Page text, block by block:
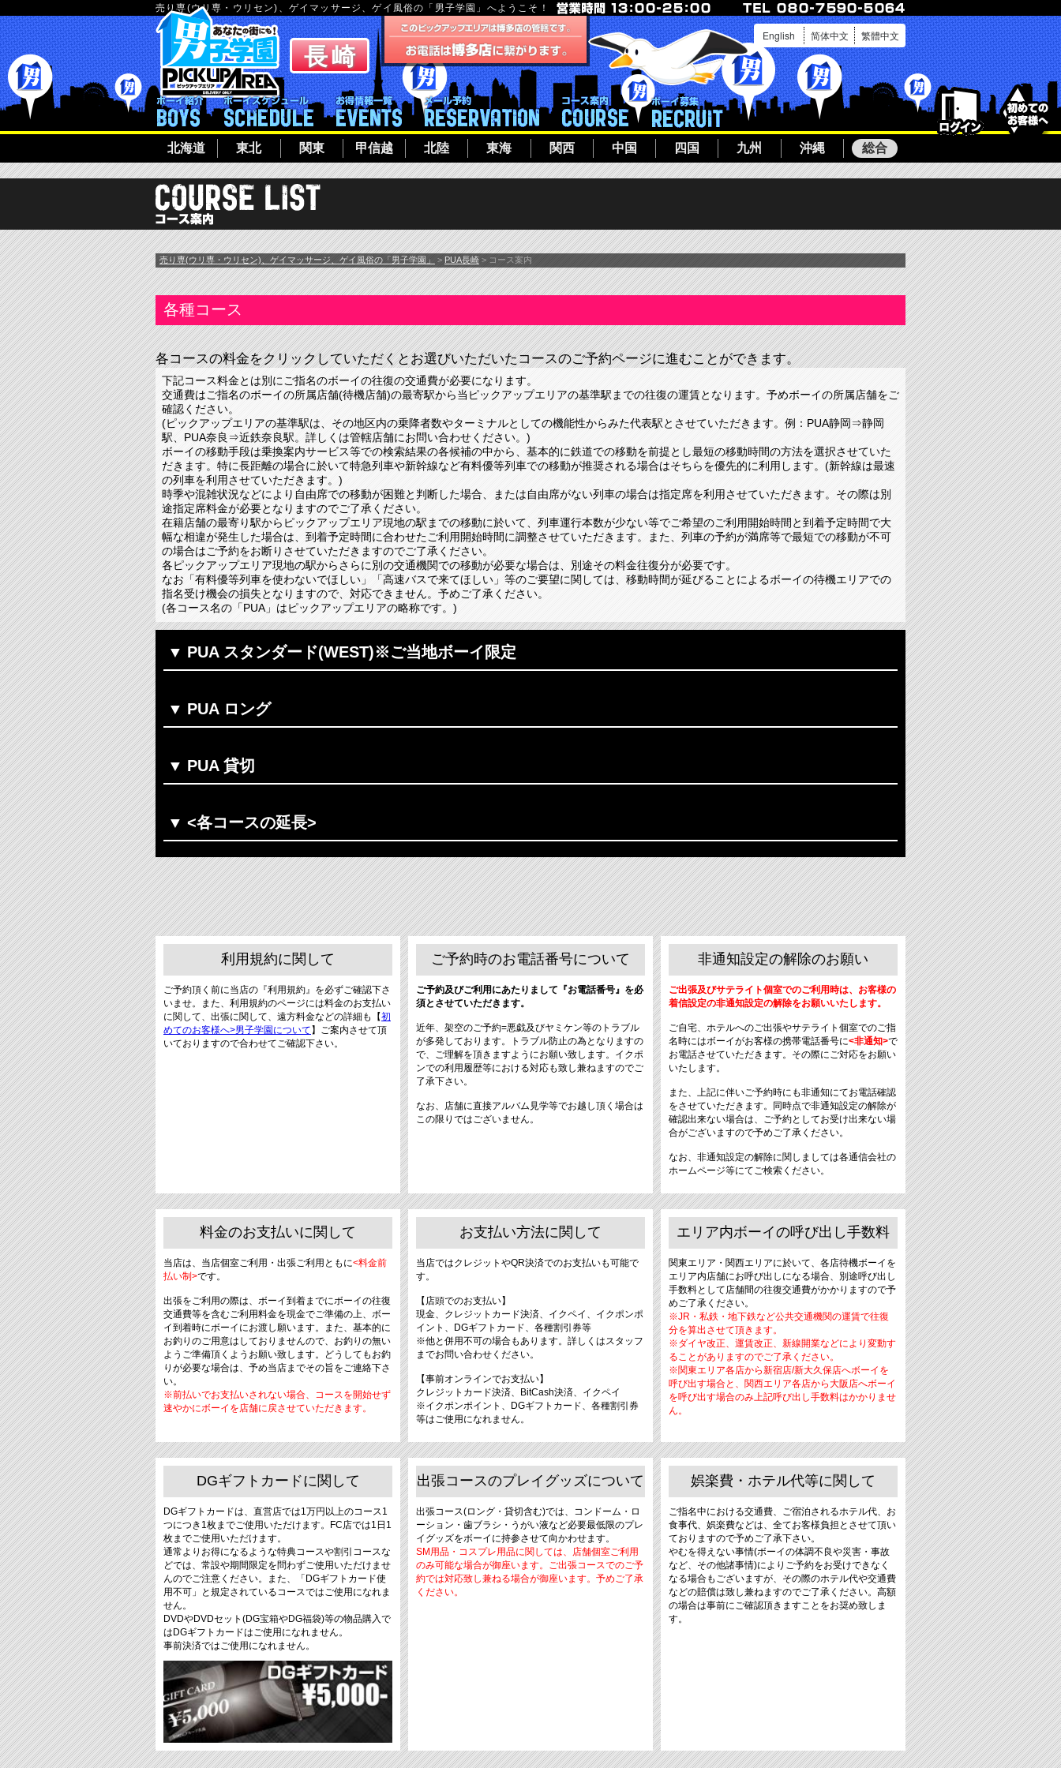
売り専(ウリ専・ウリセン)、ゲイマッサージ、ゲイ風俗の「男子学園」へようこそ！
English 简体中文 繁體中文
北海道 東北 関東 甲信越 北陸 東海 関西 中国 四国 九州 沖縄 総合
ボーイ紹介 ボーイシフト イベント一覧 メール予約 コース案内 ボーイ募集
ログイン
売り専(ウリ専・ウリセン)、ゲイマッサージ、ゲイ風俗の「男子学園」 > PUA長崎 > コース案内
各種コース
各コースの料金をクリックしていただくとお選びいただいたコースのご予約ページに進むことができます。
PUA スタンダード(WEST)※ご当地ボーイ限定
PUA ロング
PUA 貸切
<各コースの延長>
利用規約に関して
ご予約頂く前に当店の『利用規約』を必ずご確認下さ
いませ。また、利用規約のページには料金のお支払い
に関して、出張に関して、遠方料金などの詳細も【初
めてのお客様へ>男子学園について 】ご案内させて頂
いておりますので合わせてご確認下さい。
ご予約時のお電話番号について
ご予約及びご利用にあたりまして『お電話番号』を必
須とさせていただきます。
近年、架空のご予約=悪戯及びヤミケン等のトラブル
が多発しております。トラブル防止の為となりますの
で、ご理解を頂きますようにお願い致します。イクポ
ンでの利用履歴等における対応も致し兼ねますのでご
了承下さい。
なお、店舗に直接アルバム見学等でお越し頂く場合は
この限りではございません。
非通知設定の解除のお願い
ご出張及びサテライト個室でのご利用時は、お客様の
着信設定の非通知設定の解除をお願いいたします。
ご自宅、ホテルへのご出張やサテライト個室でのご指
名時にはボーイがお客様の携帯電話番号に<非通知>で
お電話させていただきます。その際にご対応をお願い
いたします。
また、上記に伴いご予約時にも非通知にてお電話確認
をさせていただきます。同時点で非通知設定の解除が
確認出来ない場合は、ご予約としてお受け出来ない場
合がございますので予めご了承ください。
なお、非通知設定の解除に関しましては各通信会社の
ホームページ等にてご検索ください。
料金のお支払いに関して
当店は、当店個室ご利用・出張ご利用ともに<料金前
払い制>です。
出張をご利用の際は、ボーイ到着までにボーイの往復
交通費等を含むご利用料金を現金でご準備の上、ボー
イ到着時にボーイにお渡し願います。また、基本的に
お釣りのご用意はしておりませんので、お釣りの無い
ようご準備頂くようお願い致します。どうしてもお釣
りが必要な場合は、予め当店までその旨をご連絡下さ
い。
※前払いでお支払いされない場合、コースを開始せず
速やかにボーイを店舗に戻させていただきます。
お支払い方法に関して
当店ではクレジットやQR決済でのお支払いも可能で
す。
【店頭でのお支払い】
現金、クレジットカード決済、イクペイ、イクポンポ
イント、DGギフトカード、各種割引券等
※他と併用不可の場合もあります。詳しくはスタッフ
までお問い合わせください。
【事前オンラインでお支払い】
クレジットカード決済、BitCash決済、イクペイ
※イクポンポイント、DGギフトカード、各種割引券
等はご使用になれません。
エリア内ボーイの呼び出し手数料
関東エリア・関西エリアに於いて、各店待機ボーイを
エリア内店舗にお呼び出しになる場合、別途呼び出し
手数料として店舗間の往復交通費がかかりますので予
めご了承ください。
※JR・私鉄・地下鉄など公共交通機関の運賃で往復
分を算出させて頂きます。
※ダイヤ改正、運賃改正、新線開業などにより変動す
ることがありますのでご了承ください。
※関東エリア各店から新宿店/新大久保店へボーイを
呼び出す場合と、関西エリア各店から大阪店へボーイ
を呼び出す場合のみ上記呼び出し手数料はかかりませ
ん。
DGギフトカードに関して
DGギフトカードは、直営店では1万円以上のコース1
つにつき1枚までご使用いただけます。FC店では1日1
枚までご使用いただけます。
通常よりお得になるような特典コースや割引コースな
どでは、常設や期間限定を問わずご使用いただけませ
んのでご注意ください。また、「DGギフトカード使
用不可」と規定されているコースではご使用になれま
せん。
DVDやDVDセット(DG宝箱やDG福袋)等の物品購入で
はDGギフトカードはご使用になれません。
事前決済ではご使用になれません。
出張コースのプレイグッズについて
出張コース(ロング・貸切含む)では、コンドーム・ロ
ーション・歯ブラシ・うがい液など必要最低限のプレ
イグッズをボーイに持参させて向かわせます。
SM用品・コスプレ用品に関しては、店舗個室ご利用
のみ可能な場合が御座います。ご出張コースでのご予
約では対応致し兼ねる場合が御座います。予めご了承
ください。
娯楽費・ホテル代等に関して
ご指名中における交通費、ご宿泊されるホテル代、お
食事代、娯楽費などは、全てお客様負担とさせて頂い
ておりますので予めご了承下さい。
やむを得えない事情(ボーイの体調不良や災害・事故
など、その他諸事情)によりご予約をお受けできなく
なる場合もございますが、その際のホテル代や交通費
などの賠償は致し兼ねますのでご了承ください。高額
の場合は事前にご確認頂きますことをお奨め致しま
す。